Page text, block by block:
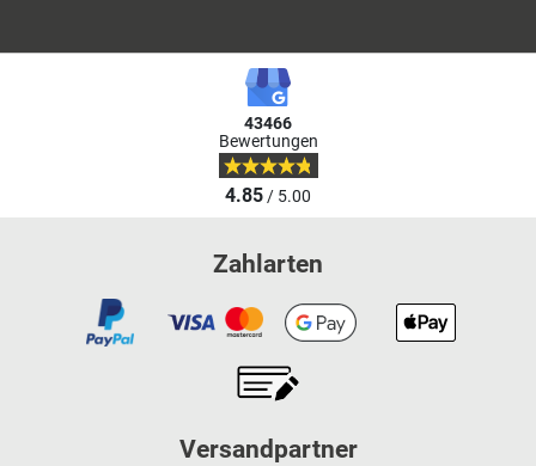
43466
Bewertungen
4.85/ 5.00
Zahlarten
Versandpartner